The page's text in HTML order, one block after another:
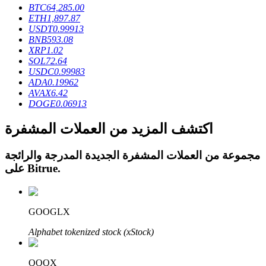
القروض
خدمة الاقتراض المدعومة بالعملات المشفرة
BTC64,285.00
ETH1,897.87
USDT0.99913
BNB593.08
XRP1.02
SOL72.64
USDC0.99983
ADA0.19962
AVAX6.42
DOGE0.06913
اكتشف المزيد من العملات المشفرة
مجموعة من العملات المشفرة الجديدة المدرجة والرائجة
Bitrue.
GOOGLX
Alphabet tokenized stock (xStock)
QQQX